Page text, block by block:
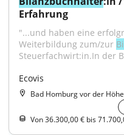
Erfahrung
"...und haben eine
Weiterbildung zum/zur
Steuerfachwirt:in.In der
Ecovis
Bad Homburg vor der
Von 36.300,00 € bis